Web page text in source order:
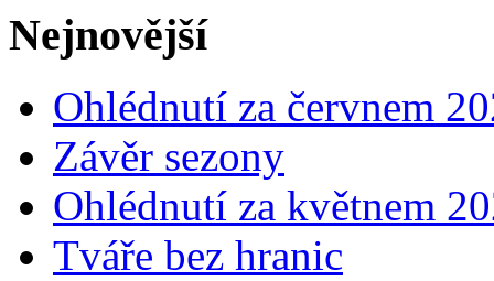
Nejnovější
Ohlédnutí za červnem
Závěr sezony
Ohlédnutí za květnem
Tváře bez hranic